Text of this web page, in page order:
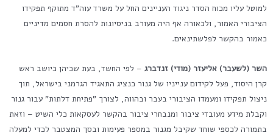
למוטל עליו מכוח הסדר ניגוד העניינים החל על משרד עוה"ד מתוקף תפקידו
הציבורי האמור, ולכאורה אף היה מעורב בניסיונות להסרת חסמים מדיניים
כאמור בהקשר לפלשתינאים.
השר (לשעבר) אליעזר (מודי) זנדברג – לפי החשד, בעת שכיהן כיושב ראש
קרן היסוד, פעל לקידום ענייניו של גנור כנציג התאגיד הגרמני בישראל, תוך
ניצול תפקידו ומעמדו הציבורי בעבר ובהווה, לצורך "פתיחת דלתות" עבור גנור
וקבלת מידע מעובדי ציבור ומנבחרי ציבור בהקשר לעסקאות כלי השיט – וזאת
בתמורה לכספי שוחד שקיבל מגנור במספר פעימות ובסך המצטבר לכדי למעלה